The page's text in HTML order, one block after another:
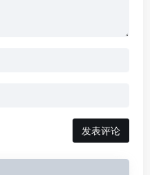
发表评论